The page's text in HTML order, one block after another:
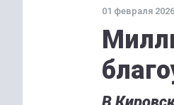
01 февраля